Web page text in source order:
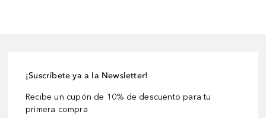
¡Suscríbete ya a la Newsletter!
Recibe un cupón de 10% de descuento para tu
primera compra